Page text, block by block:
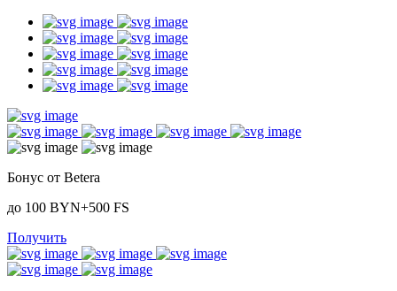
Бонус от Betera
до 100 BYN+500 FS
Получить